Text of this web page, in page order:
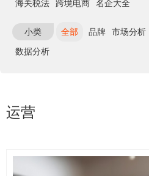
海关税法 跨境电商 名企大全
小类 全部 品牌 市场分析
数据分析
运营